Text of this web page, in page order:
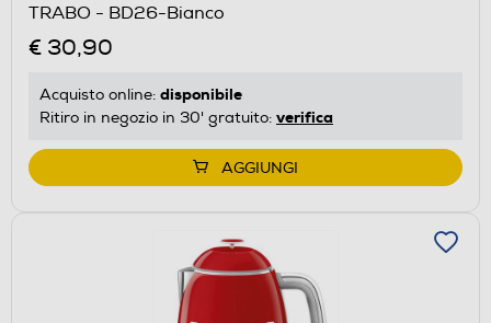
TRABO - BD26-Bianco
€ 30,90
Acquisto online: disponibile
Ritiro in negozio in 30' gratuito: verifica
AGGIUNGI